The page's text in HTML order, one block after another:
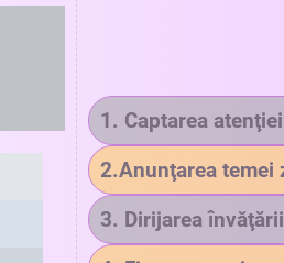
1. Captarea atenţiei
2.Anunţarea temei
3. Dirijarea învăţării